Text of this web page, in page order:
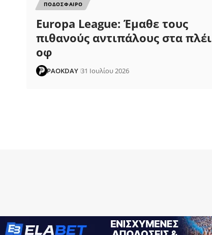
ΠΟΔΟΣΦΑΙΡΟ
Europa League: Έμαθε τους
πιθανούς αντιπάλους στα πλέι
οφ
PAOKDAY 31 Ιουλίου 2026